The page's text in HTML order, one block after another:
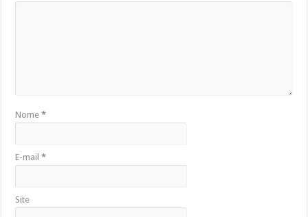
Nome*
E-mail*
Site